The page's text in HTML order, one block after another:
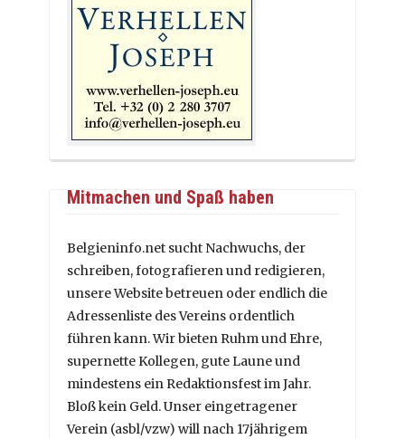
Mitmachen und Spaß haben
Belgieninfo.net sucht Nachwuchs, der
schreiben, fotografieren und redigieren,
unsere Website betreuen oder endlich die
Adressenliste des Vereins ordentlich
führen kann. Wir bieten Ruhm und Ehre,
supernette Kollegen, gute Laune und
mindestens ein Redaktionsfest im Jahr.
Bloß kein Geld. Unser eingetragener
Verein (asbl/vzw) will nach 17jährigem